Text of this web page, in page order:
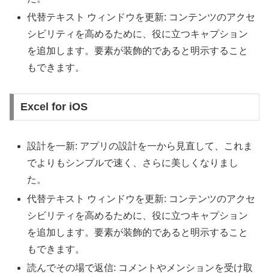
代替テキスト ウィンドウを更新: コンテンツのアクセ
シビリティを高めるために、役に立つキャプション
を追加します。要素が装飾的であると明示すること
もできます。
Excel for iOS
設計を一新: アプリの設計を一から見直して、これま
でよりもシンプルで速く、さらに美しくなりまし
た。
代替テキスト ウィンドウを更新: コンテンツのアクセ
シビリティを高めるために、役に立つキャプション
を追加します。要素が装飾的であると明示すること
もできます。
読んでその場で返信: コメントやメンションを受け取